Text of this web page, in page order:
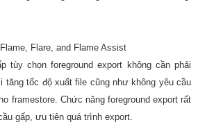
Flare, and Flame Assist
tùy chọn foreground export không cần phải
tăng tốc độ xuất file cũng như không yêu cầu
framestore. Chức năng foreground export rất
gấp, ưu tiên quá trình export.